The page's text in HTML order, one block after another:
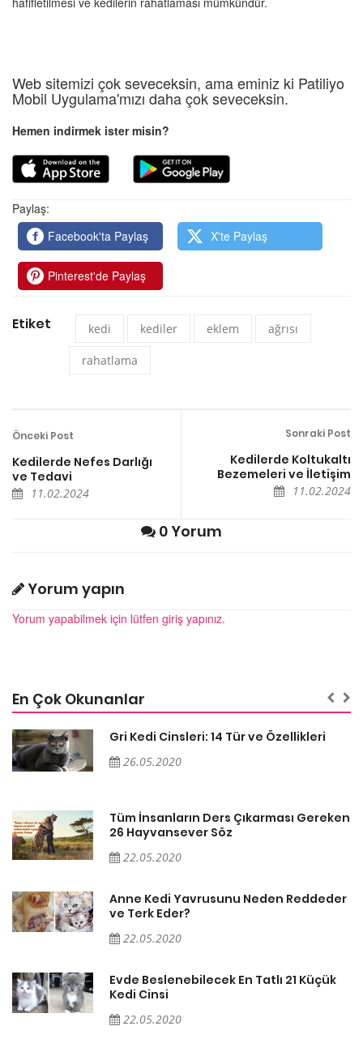
Web sitemizi çok seveceksin, ama eminiz ki Patiliyo
Mobil Uygulama'mızı daha çok seveceksin.
Hemen indirmek ister misin?
Paylaş:
Facebook'ta Paylaş
X'te Paylaş
Pinterest'de Paylaş
Etiket kedi kediler eklem ağrısı
rahatlama
Önceki Post
Kedilerde Nefes Darlığı
ve Tedavi
11.02.2024
Sonraki Post
Kedilerde Koltukaltı
Bezemeleri ve İletişim
11.02.2024
0 Yorum
Yorum yapın
Yorum yapabilmek için lütfen giriş yapınız.
En Çok Okunanlar
Gri Kedi Cinsleri: 14 Tür ve Özellikleri
26.05.2020
Tüm İnsanların Ders Çıkarması Gereken
26 Hayvansever Söz
22.05.2020
Anne Kedi Yavrusunu Neden Reddeder
ve Terk Eder?
22.05.2020
Evde Beslenebilecek En Tatlı 21 Küçük
Kedi Cinsi
22.05.2020